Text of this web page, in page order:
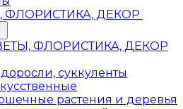
ФЛОРИСТИКА, ДЕКОР
ФЛОРИСТИКА, ДЕКОР
суккуленты
растения и деревья